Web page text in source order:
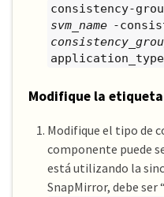
consistency-
svm_name -
application_type
Modifique la
Modifique el tipo de
componente puede
está utilizando la
SnapMirror, debe ser